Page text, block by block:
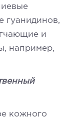
гуанидинов,
и
например,
кожного